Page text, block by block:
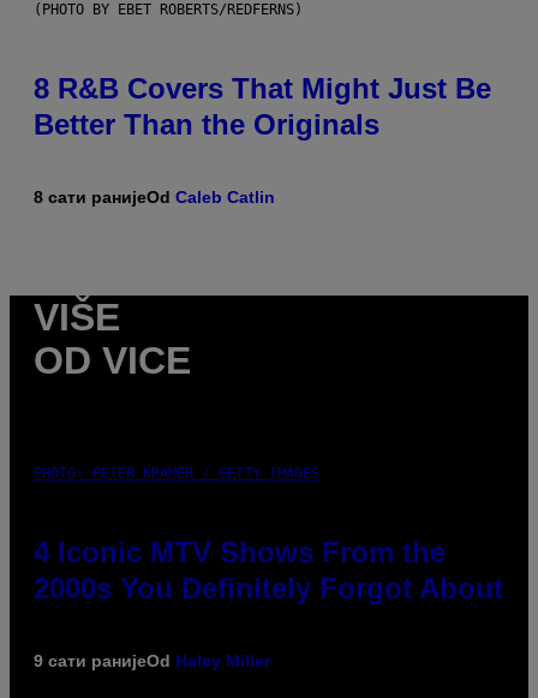
(PHOTO BY EBET ROBERTS/REDFERNS)
8 R&B Covers That Might Just Be
Better Than the Originals
8 сати ранијеOd Caleb Catlin
VIŠE
OD VICE
PHOTO: PETER KRAMER / GETTY IMAGES
4 Iconic MTV Shows From the
2000s You Definitely Forgot About
9 сати ранијеOd Haley Miller